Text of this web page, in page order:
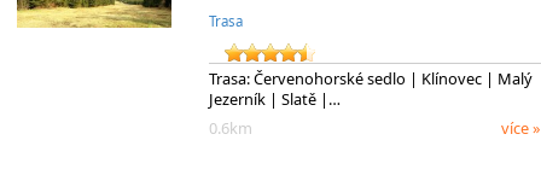
Trasa
Trasa: Červenohorské sedlo | Klínovec | Malý
Jezerník | Slatě |…
0.6km
více »